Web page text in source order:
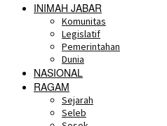
INIMAH JABAR
Komunitas
Legislatif
Pemerintahan
Dunia
NASIONAL
RAGAM
Sejarah
Seleb